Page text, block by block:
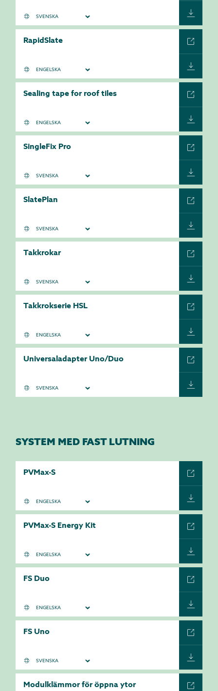
RapidSlate
Sealing tape for roof tiles
SingleFix Pro
SlatePlan
Takkrokar
Takkrokserie HSL
Universaladapter Uno/Duo
SYSTEM MED FAST LUTNING
PVMax-S
PVMax-S Energy Kit
FS Duo
FS Uno
Modulklämmor för öppna ytor